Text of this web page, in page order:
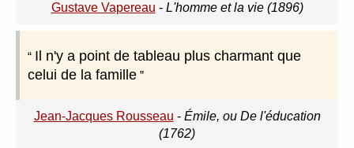
Gustave Vapereau - L'homme et la vie (1896)
Il n'y a point de tableau plus charmant que
celui de la famille
Jean-Jacques Rousseau - Émile, ou De l'éducation
(1762)